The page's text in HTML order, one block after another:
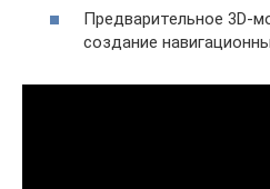
Предварительное 3D-
создание